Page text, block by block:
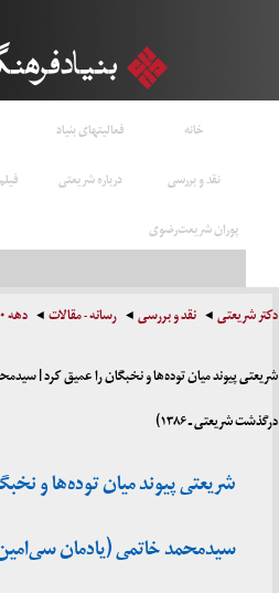
خانه فعالیتهای بنیاد
نقد و بررسی
درباره شریعتی
پوران شریعت‌رضوی
دکتر شریعتی نقد و بررسی رسانه - مقالات دهه ۸۰
شریعتی پیوند میان توده‌ها و نخبگان را عمیق کرد |
درگذشت شریعتی ـ ۱۳۸۶)
شریعتی پیوند میان توده‌ها و
سیدمحمد خاتمی (یادمان